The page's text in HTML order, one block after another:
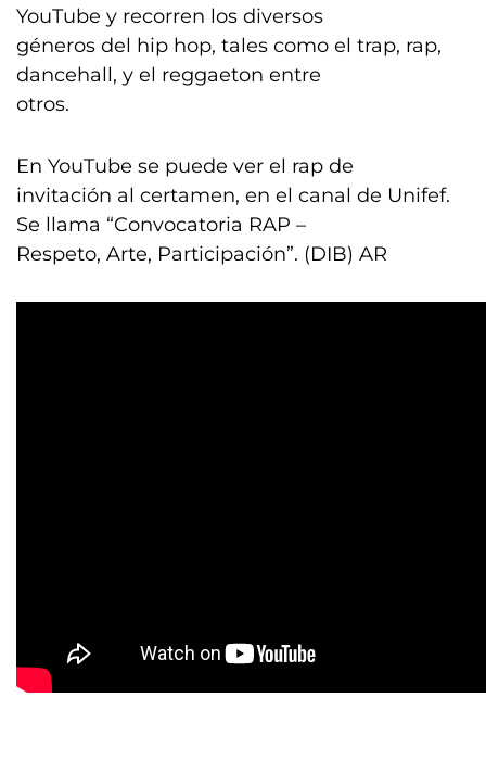
YouTube y recorren los diversos
géneros del hip hop, tales como el trap, rap,
dancehall, y el reggaeton entre
otros.
En YouTube se puede ver el rap de
invitación al certamen, en el canal de Unifef.
Se llama “Convocatoria RAP –
Respeto, Arte, Participación”. (DIB) AR